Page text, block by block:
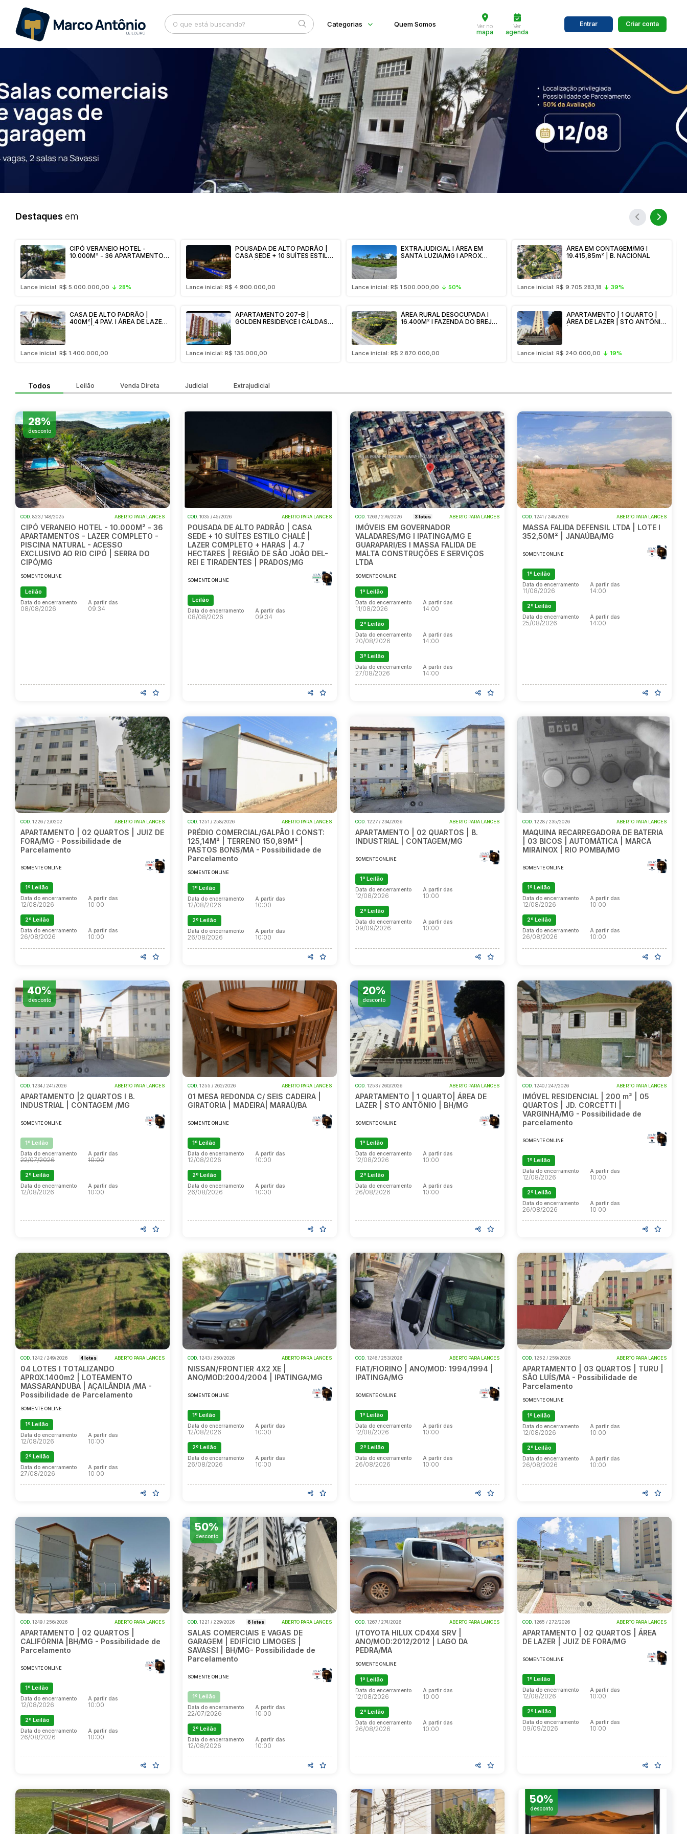
Subcategoria Estados
Bairro
Judiciais Extrajudiciais
Faixa de valor
R$ até R$
Pesquisar
Categorias
Diversos
Arma/Segurança
Combustível
Imóveis
Apartamento
Apartamentos
Casa
Comercial
Hotel
Imovel
Lote
Lote/Trreno
Ponto Comercial
Pousada
Prédio Comercial
Caminhões
Carro
Quem Somos
Home
Eventos
Fale Conosco
Ver no
mapa
Ver
agenda
Entrar Criar conta
Destaques em
CIPÓ VERANEIO HOTEL -
10.000M² - 36 APARTAMENTOS
CIPÓ/MG
Lance inicial: R$ 5.000.000,00 28%
POUSADA DE ALTO PADRÃO |
CASA SEDE + 10 SUÍTES ESTILO
TIRADENTES | PRADOS/MG
Lance inicial: R$ 4.900.000,00
EXTRAJUDICIAL I ÁREA EM
SANTA LUZIA/MG I APROX
Lance inicial: R$ 1.500.000,00 50%
ÁREA EM CONTAGEM/MG I
19.415,85m² | B. NACIONAL
Lance inicial: R$ 9.705.283,18 39%
CASA DE ALTO PADRÃO |
400M²| 4 PAV. I ÁREA DE LAZER I
Lance inicial: R$ 1.400.000,00
APARTAMENTO 207-B |
GOLDEN RESIDENCE I CALDAS
Lance inicial: R$ 135.000,00
ÁREA RURAL DESOCUPADA l
16.400M² l FAZENDA DO BREJO l
Lance inicial: R$ 2.870.000,00
APARTAMENTO | 1 QUARTO |
ÁREA DE LAZER | STO ANTÔNIO
Lance inicial: R$ 240.000,00 19%
Todos Leilão Venda Direta Judicial Extrajudicial
28%
desconto
VENDA DIRETA
COD. 823 / 148/2025 ABERTO PARA LANCES
CIPÓ VERANEIO HOTEL - 10.000M² - 36
APARTAMENTOS - LAZER COMPLETO -
PISCINA NATURAL - ACESSO
EXCLUSIVO AO RIO CIPÓ | SERRA DO
CIPÓ/MG
SOMENTE ONLINE
Leilão
Data do encerramento
08/08/2026
A partir das
09:34
COD. 1035 / 45/2026 ABERTO PARA LANCES
POUSADA DE ALTO PADRÃO | CASA
SEDE + 10 SUÍTES ESTILO CHALÉ |
LAZER COMPLETO + HARAS | 4.7
HECTARES | REGIÃO DE SÃO JOÃO DEL-
REI E TIRADENTES | PRADOS/MG
SOMENTE ONLINE
Leilão
Data do encerramento
08/08/2026
A partir das
09:34
COD. 1269 / 276/2026 3 lotes ABERTO PARA LANCES
IMÓVEIS EM GOVERNADOR
VALADARES/MG l IPATINGA/MG E
GUARAPARI/ES l MASSA FALIDA DE
MALTA CONSTRUÇÕES E SERVIÇOS
LTDA
SOMENTE ONLINE
1º Leilão
Data do encerramento
11/08/2026
A partir das
14:00
2º Leilão
Data do encerramento
20/08/2026
A partir das
14:00
3º Leilão
Data do encerramento
27/08/2026
A partir das
14:00
COD. 1241 / 248/2026 ABERTO PARA LANCES
MASSA FALIDA DEFENSIL LTDA | LOTE I
352,50M² | JANAÚBA/MG
SOMENTE ONLINE
1º Leilão
Data do encerramento
11/08/2026
A partir das
14:00
2º Leilão
Data do encerramento
25/08/2026
A partir das
14:00
COD. 1226 / 2/0202 ABERTO PARA LANCES
APARTAMENTO | 02 QUARTOS | JUIZ DE
FORA/MG - Possibilidade de
Parcelamento
SOMENTE ONLINE
1º Leilão
Data do encerramento
12/08/2026
A partir das
10:00
2º Leilão
Data do encerramento
26/08/2026
A partir das
10:00
COD. 1251 / 258/2026 ABERTO PARA LANCES
PRÉDIO COMERCIAL/GALPÃO I CONST:
125,14M² | TERRENO 150,89M² |
PASTOS BONS/MA - Possibilidade de
Parcelamento
SOMENTE ONLINE
1º Leilão
Data do encerramento
12/08/2026
A partir das
10:00
2º Leilão
Data do encerramento
26/08/2026
A partir das
10:00
COD. 1227 / 234/2026 ABERTO PARA LANCES
APARTAMENTO | 02 QUARTOS | B.
INDUSTRIAL | CONTAGEM/MG
SOMENTE ONLINE
1º Leilão
Data do encerramento
12/08/2026
A partir das
10:00
2º Leilão
Data do encerramento
09/09/2026
A partir das
10:00
COD. 1228 / 235/2026 ABERTO PARA LANCES
MAQUINA RECARREGADORA DE BATERIA
| 03 BICOS | AUTOMÁTICA | MARCA
MIRAINOX | RIO POMBA/MG
SOMENTE ONLINE
1º Leilão
Data do encerramento
12/08/2026
A partir das
10:00
2º Leilão
Data do encerramento
26/08/2026
A partir das
10:00
40%
desconto
COD. 1234 / 241/2026 ABERTO PARA LANCES
APARTAMENTO |2 QUARTOS I B.
INDUSTRIAL | CONTAGEM /MG
SOMENTE ONLINE
1º Leilão
Data do encerramento
22/07/2026
A partir das
10:00
2º Leilão
Data do encerramento
12/08/2026
A partir das
10:00
COD. 1255 / 262/2026 ABERTO PARA LANCES
01 MESA REDONDA C/ SEIS CADEIRA |
GIRATORIA | MADEIRA| MARAÚ/BA
SOMENTE ONLINE
1º Leilão
Data do encerramento
12/08/2026
A partir das
10:00
2º Leilão
Data do encerramento
26/08/2026
A partir das
10:00
20%
desconto
COD. 1253 / 260/2026 ABERTO PARA LANCES
APARTAMENTO | 1 QUARTO| ÁREA DE
LAZER | STO ANTÔNIO | BH/MG
SOMENTE ONLINE
1º Leilão
Data do encerramento
12/08/2026
A partir das
10:00
2º Leilão
Data do encerramento
26/08/2026
A partir das
10:00
COD. 1240 / 247/2026 ABERTO PARA LANCES
IMÓVEL RESIDENCIAL | 200 m² | 05
QUARTOS | JD. CORCETTI |
VARGINHA/MG - Possibilidade de
parcelamento
SOMENTE ONLINE
1º Leilão
Data do encerramento
12/08/2026
A partir das
10:00
2º Leilão
Data do encerramento
26/08/2026
A partir das
10:00
COD. 1242 / 249/2026 4 lotes ABERTO PARA LANCES
04 LOTES I TOTALIZANDO
APROX.1400m2 | LOTEAMENTO
MASSARANDUBA | AÇAILÂNDIA /MA -
Possibilidade de Parcelamento
SOMENTE ONLINE
1º Leilão
Data do encerramento
12/08/2026
A partir das
10:00
2º Leilão
Data do encerramento
27/08/2026
A partir das
10:00
COD. 1243 / 250/2026 ABERTO PARA LANCES
NISSAN/FRONTIER 4X2 XE |
ANO/MOD:2004/2004 | IPATINGA/MG
SOMENTE ONLINE
1º Leilão
Data do encerramento
12/08/2026
A partir das
10:00
2º Leilão
Data do encerramento
26/08/2026
A partir das
10:00
COD. 1246 / 253/2026 ABERTO PARA LANCES
FIAT/FIORINO | ANO/MOD: 1994/1994 |
IPATINGA/MG
SOMENTE ONLINE
1º Leilão
Data do encerramento
12/08/2026
A partir das
10:00
2º Leilão
Data do encerramento
26/08/2026
A partir das
10:00
COD. 1252 / 259/2026 ABERTO PARA LANCES
APARTAMENTO | 03 QUARTOS | TURU |
SÃO LUÍS/MA - Possibilidade de
Parcelamento
SOMENTE ONLINE
1º Leilão
Data do encerramento
12/08/2026
A partir das
10:00
2º Leilão
Data do encerramento
26/08/2026
A partir das
10:00
COD. 1249 / 256/2026 ABERTO PARA LANCES
APARTAMENTO | 02 QUARTOS |
CALIFÓRNIA |BH/MG - Possibilidade de
Parcelamento
SOMENTE ONLINE
1º Leilão
Data do encerramento
12/08/2026
A partir das
10:00
2º Leilão
Data do encerramento
26/08/2026
A partir das
10:00
50%
desconto
COD. 1221 / 229/2026 6 lotes ABERTO PARA LANCES
SALAS COMERCIAIS E VAGAS DE
GARAGEM | EDIFÍCIO LIMOGES |
SAVASSI | BH/MG- Possibilidade de
Parcelamento
SOMENTE ONLINE
1º Leilão
Data do encerramento
22/07/2026
A partir das
10:00
2º Leilão
Data do encerramento
12/08/2026
A partir das
10:00
COD. 1267 / 274/2026 ABERTO PARA LANCES
I/TOYOTA HILUX CD4X4 SRV |
ANO/MOD:2012/2012 | LAGO DA
PEDRA/MA
SOMENTE ONLINE
1º Leilão
Data do encerramento
12/08/2026
A partir das
10:00
2º Leilão
Data do encerramento
26/08/2026
A partir das
10:00
COD. 1265 / 272/2026 ABERTO PARA LANCES
APARTAMENTO | 02 QUARTOS | ÁREA
DE LAZER | JUIZ DE FORA/MG
SOMENTE ONLINE
1º Leilão
Data do encerramento
12/08/2026
A partir das
10:00
2º Leilão
Data do encerramento
09/09/2026
A partir das
10:00
50%
desconto